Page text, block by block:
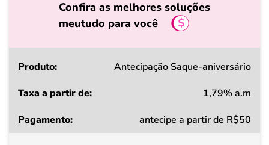
Confira as melhores soluções
meutudo para você
Produto
a
Antecipação Saque-aniversário
1,79% a.m
antecipe a partir de R$50